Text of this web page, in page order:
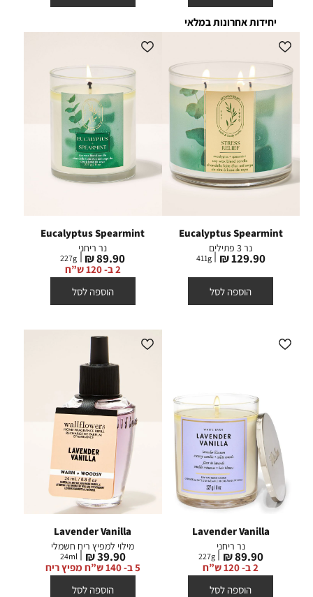
יחידות אחרונות במלאי
Eucalyptus Spearmint
נר 3 פתילים
מחיר
129.90 ₪
411g
הוספה לסל
Eucalyptus Spearmint
נר ריחני
מחיר
מוצר
89.90 ₪
227g
2 ב- 120 ש”ח
הוספה לסל
Lavender Vanilla
נר ריחני
מחיר
מוצר
89.90 ₪
227g
2 ב- 120 ש”ח
הוספה לסל
Lavender Vanilla
מילוי למפיץ ריח חשמלי
מחיר
מוצר
39.90 ₪
24ml
5 ב- 140 ש”ח מפיץ ריח
הוספה לסל